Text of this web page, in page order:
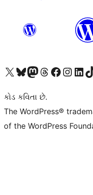
અમારા X (અગાઉ ટ્વિટર) એકાઉન્ટની મુલાકાત લોઅમારા Bluesky એકાઉન્ટની મુલાકાત લોઅમારા માસ્ટોડોન એકાઉન્ટની મુલાકાત લોઅમારા Threads એકાઉન્ટની મુલાકાત લો અમારા ફેસબુક પેજની મુલાકાત લોઅમારા ઇન્સ્ટાગ્રામ એકાઉન્ટની મુલાકાત લો અમારા LinkedIn એકાઉન્ટની મુલાકાત લોઅમારા TikTok
કોડ કવિતા છે.
The WordPress®
of the WordPress